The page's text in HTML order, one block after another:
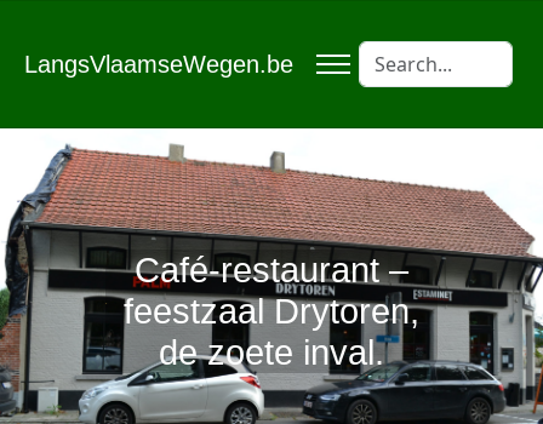
LangsVlaamseWegen.be
Café-restaurant –
feestzaal Drytoren,
de zoete inval.